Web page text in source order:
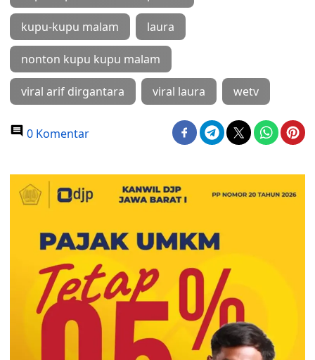
kupu-kupu malam laura
nonton kupu kupu malam
viral arif dirgantara viral laura wetv
0 Komentar